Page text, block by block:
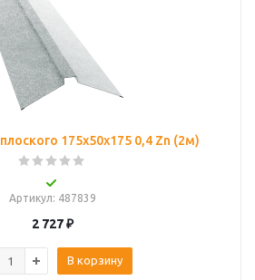
175х50х175 0,4 Zn (2м)
Артикул: 487839
2 727₽
В корзину